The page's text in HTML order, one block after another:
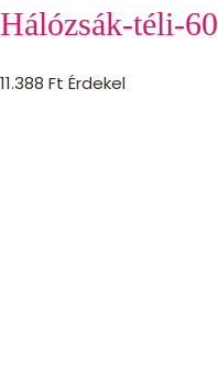
Hálózsák-téli-
11.388 Ft Érdekel